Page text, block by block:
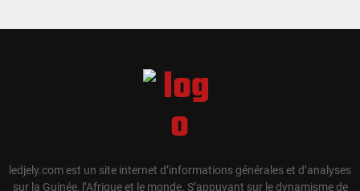
ledjely.com est un site internet d’informations générales et d’analyses
sur la Guinée, l’Afrique et le monde. S’appuyant sur le dynamisme de